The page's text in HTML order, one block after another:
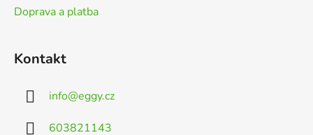
Doprava a platba
Kontakt
info@eggy.cz
603821143